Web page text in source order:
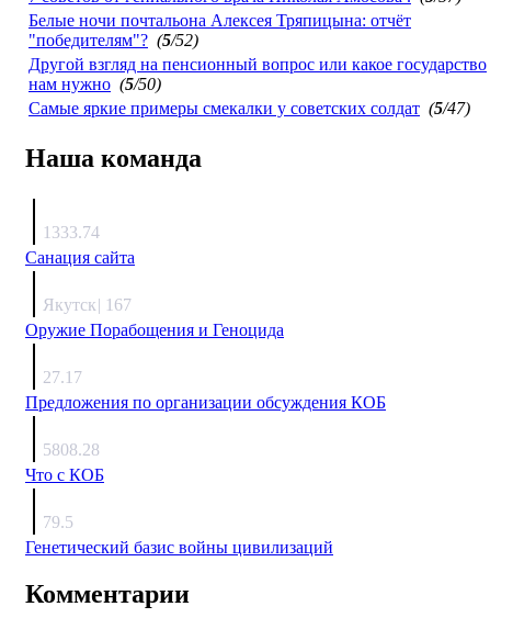
Белые ночи почтальона Алексея Тряпицына: отчёт
"победителям"? (5/52)
Другой взгляд на пенсионный вопрос или какое государство
нам нужно (5/50)
Самые яркие примеры смекалки у советских солдат (5/47)
Наша команда
1333.74
Санация сайта
Якутск| 167
Оружие Порабощения и Геноцида
27.17
Предложения по организации обсуждения КОБ
5808.28
Что с КОБ
79.5
Генетический базис войны цивилизаций
Комментарии